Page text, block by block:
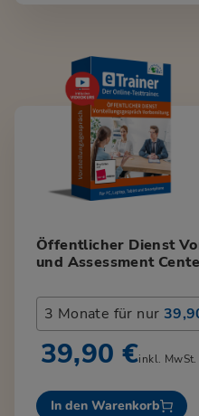
Öffentlicher Dienst
und Assessment
3 Monate für nur
39,90 €inkl. MwSt.
In den Warenkorb